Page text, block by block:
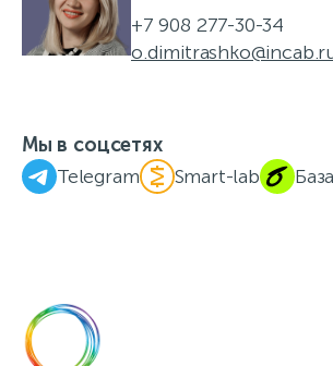
+7 908 277-30-34
Мы в соцсетях
Telegram
Smart-lab